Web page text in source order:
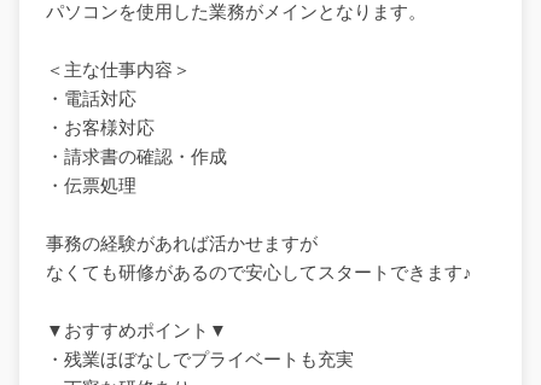
パソコンを使用した業務がメインとなります。
＜主な仕事内容＞
・電話対応
・お客様対応
・請求書の確認・作成
・伝票処理
事務の経験があれば活かせますが
なくても研修があるので安心してスタートできます♪
▼おすすめポイント▼
・残業ほぼなしでプライベートも充実